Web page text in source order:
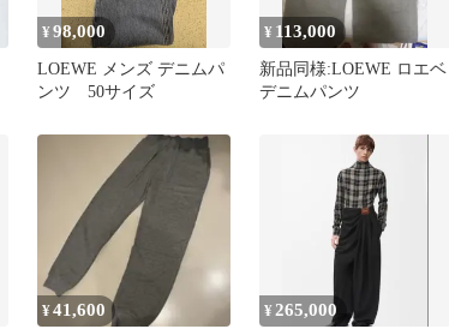
¥98,000
LOEWE メンズ デニムパ
ンツ 50サイズ
¥ 113,000
新品同様:LOEWE ロエベ
デニムパンツ
¥41,600 ¥265,000